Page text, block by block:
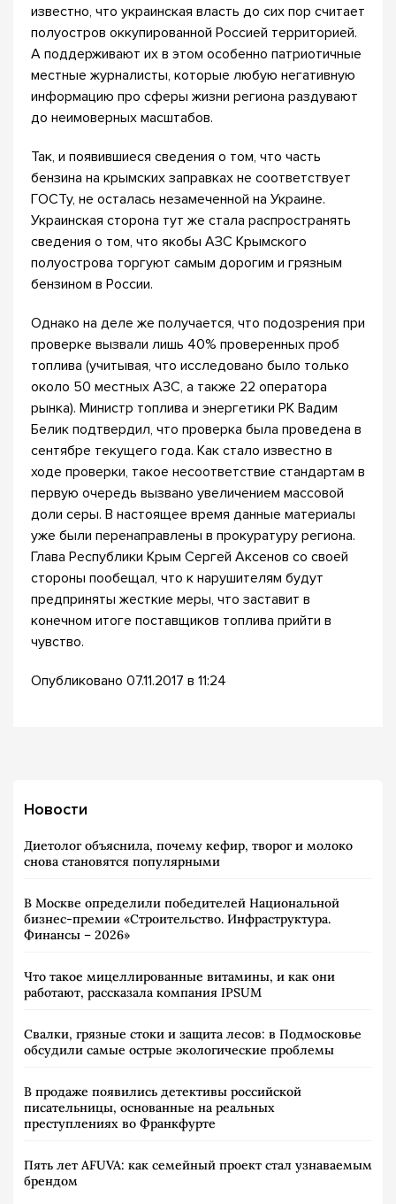
известно, что украинская власть до сих пор считает
полуостров оккупированной Россией территорией.
А поддерживают их в этом особенно патриотичные
местные журналисты, которые любую негативную
информацию про сферы жизни региона раздувают
до неимоверных масштабов.
Так, и появившиеся сведения о том, что часть
бензина на крымских заправках не соответствует
ГОСТу, не осталась незамеченной на Украине.
Украинская сторона тут же стала распространять
сведения о том, что якобы АЗС Крымского
полуострова торгуют самым дорогим и грязным
бензином в России.
Однако на деле же получается, что подозрения при
проверке вызвали лишь 40% проверенных проб
топлива (учитывая, что исследовано было только
около 50 местных АЗС, а также 22 оператора
рынка). Министр топлива и энергетики РК Вадим
Белик подтвердил, что проверка была проведена в
сентябре текущего года. Как стало известно в
ходе проверки, такое несоответствие стандартам в
первую очередь вызвано увеличением массовой
доли серы. В настоящее время данные материалы
уже были перенаправлены в прокуратуру региона.
Глава Республики Крым Сергей Аксенов со своей
стороны пообещал, что к нарушителям будут
предприняты жесткие меры, что заставит в
конечном итоге поставщиков топлива прийти в
чувство.
Опубликовано 07.11.2017 в 11:24
Новости
Диетолог объяснила, почему кефир, творог и молоко
снова становятся популярными
В Москве определили победителей Национальной
бизнес-премии «Строительство. Инфраструктура.
Финансы – 2026»
Что такое мицеллированные витамины, и как они
работают, рассказала компания IPSUM
Свалки, грязные стоки и защита лесов: в Подмосковье
обсудили самые острые экологические проблемы
В продаже появились детективы российской
писательницы, основанные на реальных
преступлениях во Франкфурте
Пять лет AFUVA: как семейный проект стал узнаваемым
брендом